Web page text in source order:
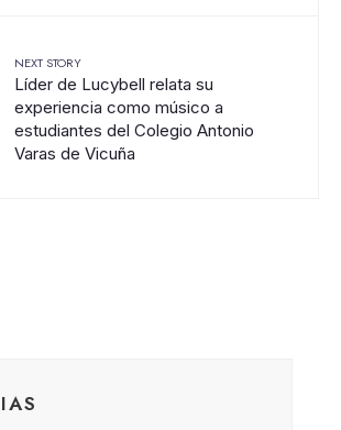
NEXT STORY
Líder de Lucybell relata su
experiencia como músico a
estudiantes del Colegio Antonio
Varas de Vicuña